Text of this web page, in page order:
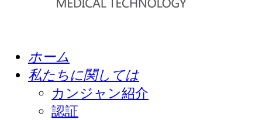
ホーム
私たちに関しては
カンジャン紹介
認証